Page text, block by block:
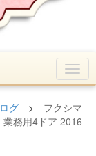
グ > フクシマ
務用4ドア 2016